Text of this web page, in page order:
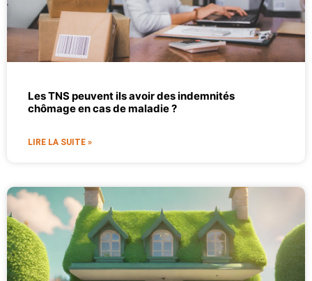
Les TNS peuvent ils avoir des indemnités
chômage en cas de maladie ?
LIRE LA SUITE »